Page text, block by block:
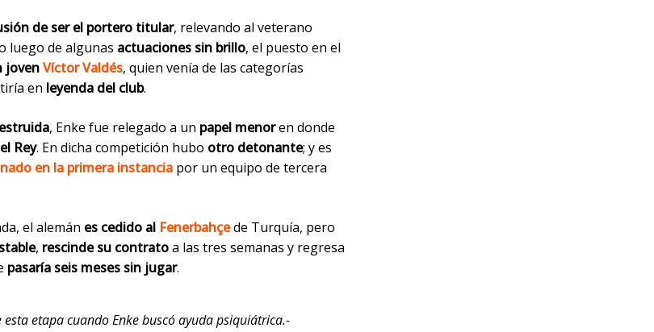
de ser el portero titular, relevando al veterano
luego de algunas actuaciones sin brillo, el puesto en el
jovenVíctor Valdés, quien venía de las categorías
en leyenda del club.
, Enke fue relegado a un papel menoren donde
Rey. En dicha competición hubo otro detonante; y es
en la primera instancia por un equipo de tercera
el alemán es cedido al Fenerbahçede Turquía, pero
, rescinde su contratoa las tres semanas y regresa
pasaría seis meses sin jugar.
esta etapa cuando Enke buscó ayuda psiquiátrica.-